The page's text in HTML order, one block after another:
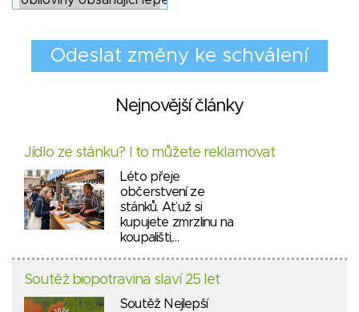
Nejnovější články
Jídlo ze stánku? I to můžete reklamovat
Léto přeje
občerstvení ze
stánků. Ať už si
kupujete zmrzlinu na
koupališti,…
Soutěž biopotravina slaví 25 let
Soutěž Nejlepší